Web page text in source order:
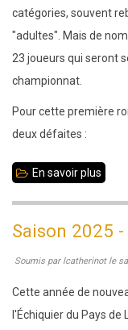
catégories, souvent
"adultes". Mais de
23 joueurs qui seront
championnat.
Pour cette première
deux défaites :
En savoir plus
2025
-
Saison 2025
Soumis par lcatherinotle
Cette année de
l'Échiquier du Pays de